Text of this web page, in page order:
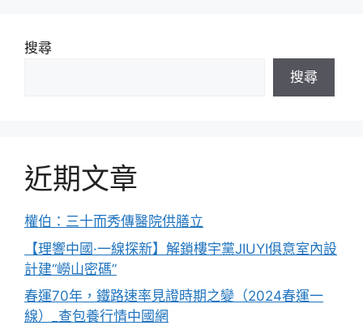
搜尋
搜尋
近期文章
權伯：三十而秀傳醫院供膳立
【理響中國·一線探新】解鎖樓宇黨JIUYI俱意室內設
計建“嶗山密碼”
春運70年，鐵路速率見證時期之變（2024春運一
線）_查包養行情中國網